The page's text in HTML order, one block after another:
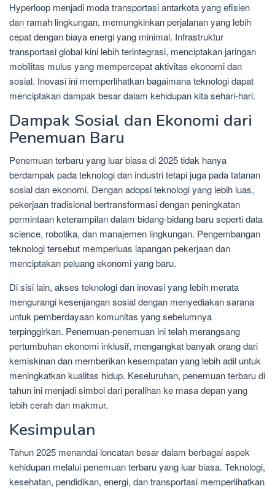
Hyperloop menjadi moda transportasi antarkota yang efisien
dan ramah lingkungan, memungkinkan perjalanan yang lebih
cepat dengan biaya energi yang minimal. Infrastruktur
transportasi global kini lebih terintegrasi, menciptakan jaringan
mobilitas mulus yang mempercepat aktivitas ekonomi dan
sosial. Inovasi ini memperlihatkan bagaimana teknologi dapat
menciptakan dampak besar dalam kehidupan kita sehari-hari.
Dampak Sosial dan Ekonomi dari
Penemuan Baru
Penemuan terbaru yang luar biasa di 2025 tidak hanya
berdampak pada teknologi dan industri tetapi juga pada tatanan
sosial dan ekonomi. Dengan adopsi teknologi yang lebih luas,
pekerjaan tradisional bertransformasi dengan peningkatan
permintaan keterampilan dalam bidang-bidang baru seperti data
science, robotika, dan manajemen lingkungan. Pengembangan
teknologi tersebut memperluas lapangan pekerjaan dan
menciptakan peluang ekonomi yang baru.
Di sisi lain, akses teknologi dan inovasi yang lebih merata
mengurangi kesenjangan sosial dengan menyediakan sarana
untuk pemberdayaan komunitas yang sebelumnya
terpinggirkan. Penemuan-penemuan ini telah merangsang
pertumbuhan ekonomi inklusif, mengangkat banyak orang dari
kemiskinan dan memberikan kesempatan yang lebih adil untuk
meningkatkan kualitas hidup. Keseluruhan, penemuan terbaru di
tahun ini menjadi simbol dari peralihan ke masa depan yang
lebih cerah dan makmur.
Kesimpulan
Tahun 2025 menandai loncatan besar dalam berbagai aspek
kehidupan melalui penemuan terbaru yang luar biasa. Teknologi,
kesehatan, pendidikan, energi, dan transportasi memperlihatkan